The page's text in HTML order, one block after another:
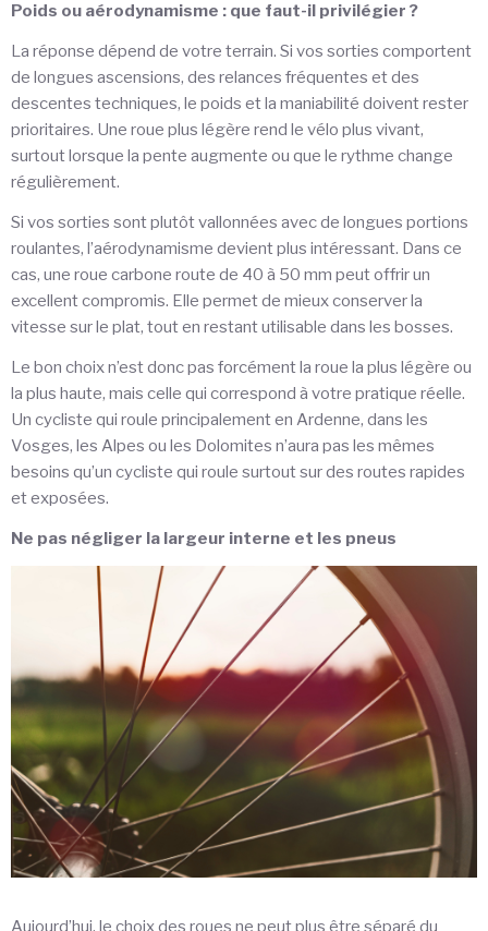
Poids ou aérodynamisme : que faut-il privilégier ?
La réponse dépend de votre terrain. Si vos sorties comportent
de longues ascensions, des relances fréquentes et des
descentes techniques, le poids et la maniabilité doivent rester
prioritaires. Une roue plus légère rend le vélo plus vivant,
surtout lorsque la pente augmente ou que le rythme change
régulièrement.
Si vos sorties sont plutôt vallonnées avec de longues portions
roulantes, l’aérodynamisme devient plus intéressant. Dans ce
cas, une roue carbone route de 40 à 50 mm peut offrir un
excellent compromis. Elle permet de mieux conserver la
vitesse sur le plat, tout en restant utilisable dans les bosses.
Le bon choix n’est donc pas forcément la roue la plus légère ou
la plus haute, mais celle qui correspond à votre pratique réelle.
Un cycliste qui roule principalement en Ardenne, dans les
Vosges, les Alpes ou les Dolomites n’aura pas les mêmes
besoins qu’un cycliste qui roule surtout sur des routes rapides
et exposées.
Ne pas négliger la largeur interne et les pneus
Aujourd’hui, le choix des roues ne peut plus être séparé du